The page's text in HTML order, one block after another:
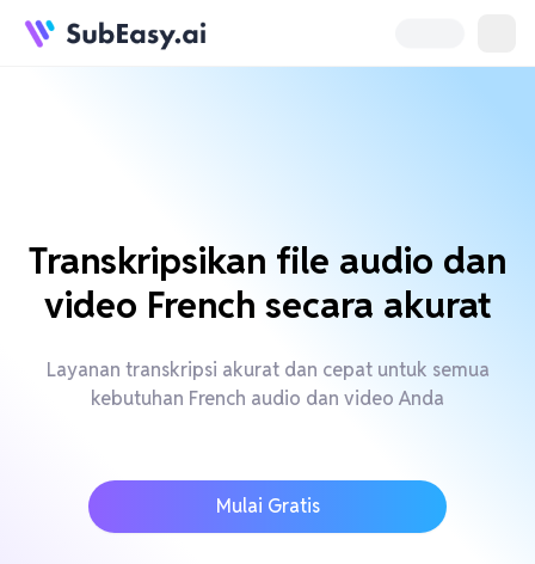
Transkripsikan file audio dan
video French secara akurat
Layanan transkripsi akurat dan cepat untuk semua
kebutuhan French audio dan video Anda
Mulai Gratis